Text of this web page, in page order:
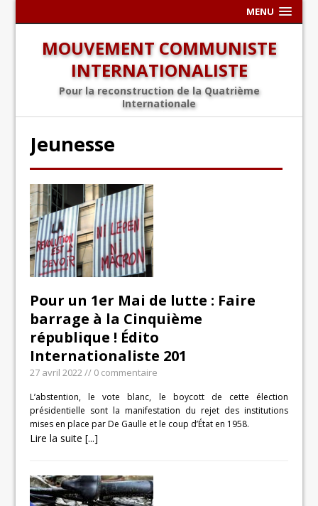
MENU
MOUVEMENT COMMUNISTE
INTERNATIONALISTE
Pour la reconstruction de la Quatrième
Internationale
Jeunesse
Pour un 1er Mai de lutte : Faire
barrage à la Cinquième
république ! Édito
Internationaliste 201
27 avril 2022// 0 commentaire
L’abstention, le vote blanc, le boycott de cette élection
présidentielle sont la manifestation du rejet des institutions
mises en place par De Gaulle et le coup d’État en 1958.
Lire la suite [...]